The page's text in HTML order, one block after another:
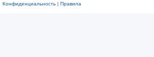
Конфиденциальность| Правила